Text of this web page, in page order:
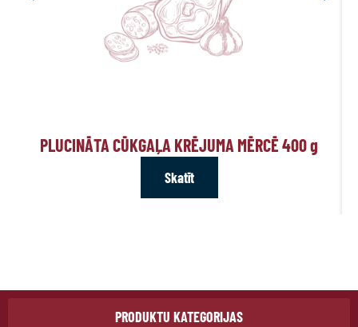
PLUCINĀTA CŪKGAĻA KRĒJUMA MĒRCĒ 400g
Skatīt
PRODUKTU KATEGORIJAS